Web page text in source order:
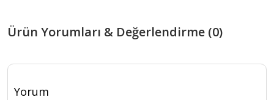
Ürün Yorumları & Değerlendirme (0)
Yorum